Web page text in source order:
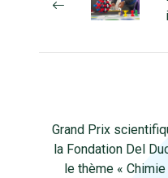
Grand Prix
la Fondation Del
le thème «